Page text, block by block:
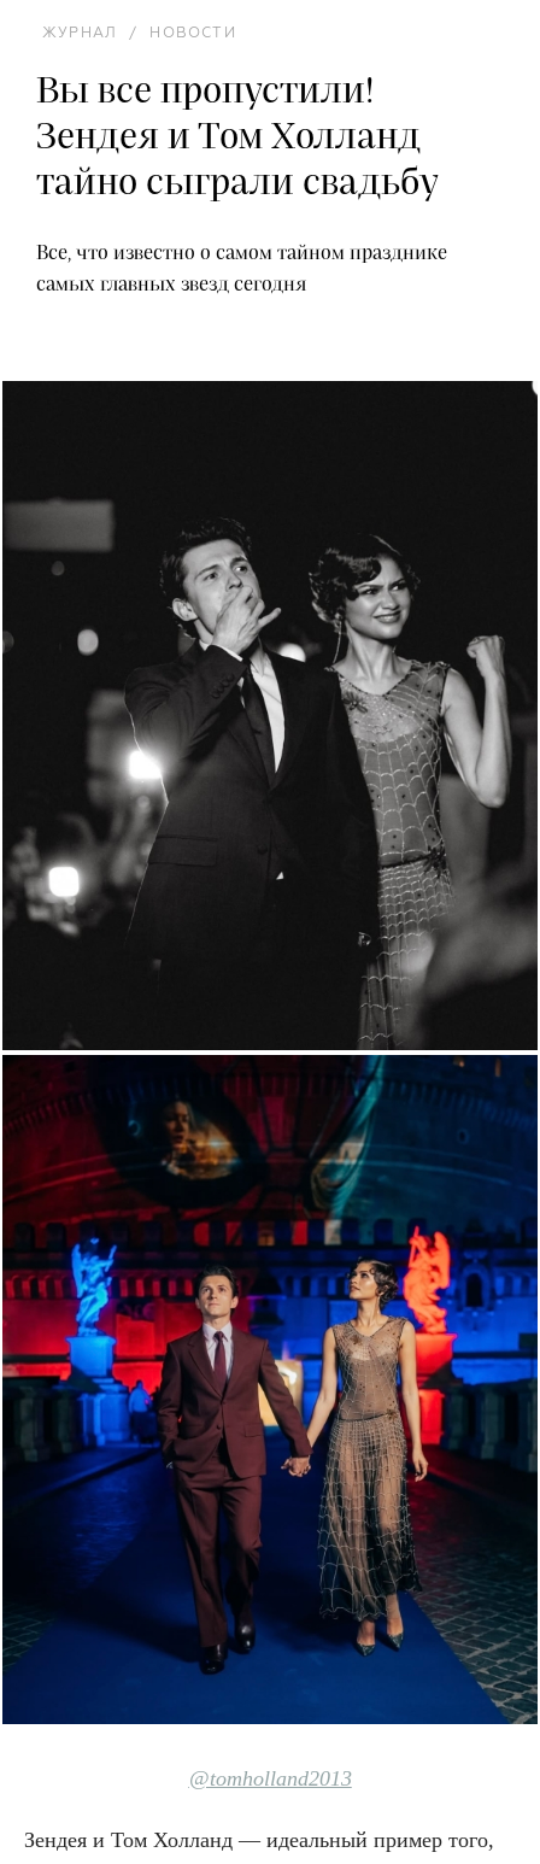
ЖУРНАЛ / НОВОСТИ
Вы все пропустили!
Зендея и Том Холланд
тайно сыграли свадьбу
Все, что известно о самом тайном празднике
самых главных звезд сегодня
@tomholland2013
Зендея и Том Холланд — идеальный пример того,